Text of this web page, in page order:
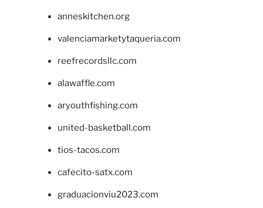
anneskitchen.org
valenciamarketytaqueria.com
reefrecordsllc.com
alawaffle.com
aryouthfishing.com
united-basketball.com
tios-tacos.com
cafecito-satx.com
graduacionviu2023.com